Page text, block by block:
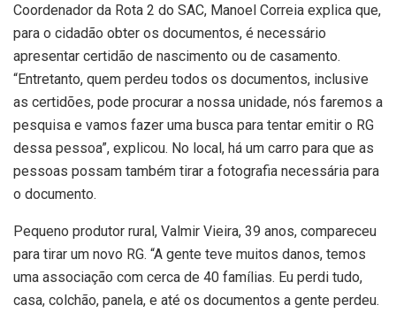
Coordenador da Rota 2 do SAC, Manoel Correia explica que,
para o cidadão obter os documentos, é necessário
apresentar certidão de nascimento ou de casamento.
“Entretanto, quem perdeu todos os documentos, inclusive
as certidões, pode procurar a nossa unidade, nós faremos a
pesquisa e vamos fazer uma busca para tentar emitir o RG
dessa pessoa”, explicou. No local, há um carro para que as
pessoas possam também tirar a fotografia necessária para
o documento.
Pequeno produtor rural, Valmir Vieira, 39 anos, compareceu
para tirar um novo RG. “A gente teve muitos danos, temos
uma associação com cerca de 40 famílias. Eu perdi tudo,
casa, colchão, panela, e até os documentos a gente perdeu.